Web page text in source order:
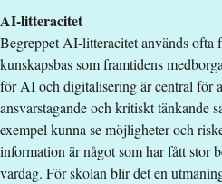
Särskilda
lärarexamen
anställd i grundskolan minst 6
Urval
AI-litteracitet
Begreppet AI-litteracitet används ofta
kunskapsbas som framtidens
för AI och digitalisering är central för
ansvarstagande och kritiskt tänkande
exempel kunna se möjligheter och
information är något som har fått stor
vardag. För skolan blir det en